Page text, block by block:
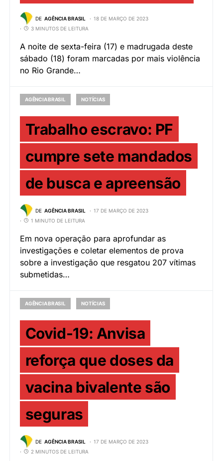
DE AGÊNCIA BRASIL
18 DE MARÇO DE 2023
3 MINUTOS DE LEITURA
A noite de sexta-feira (17) e madrugada deste
sábado (18) foram marcadas por mais violência
no Rio Grande…
AGÊNCIA BRASIL NOTÍCIAS
Trabalho escravo: PF
cumpre sete mandados
de busca e apreensão
DE AGÊNCIA BRASIL
17 DE MARÇO DE 2023
1 MINUTO DE LEITURA
Em nova operação para aprofundar as
investigações e coletar elementos de prova
sobre a investigação que resgatou 207 vítimas
submetidas…
AGÊNCIA BRASIL NOTÍCIAS
Covid-19: Anvisa
reforça que doses da
vacina bivalente são
seguras
DE AGÊNCIA BRASIL
17 DE MARÇO DE 2023
2 MINUTOS DE LEITURA